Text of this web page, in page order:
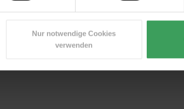
Nur notwendige Cookies
verwenden